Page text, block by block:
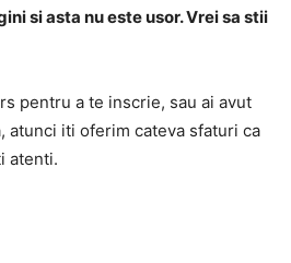
si asta nu este usor. Vrei sa stii
pentru a te inscrie, sau ai avut
atunci iti oferim cateva sfaturi ca
atenti.